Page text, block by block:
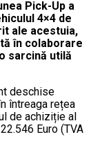
Pick-Up a
4×4 de
ale acestuia,
în colaborare
sarcină utilă
deschise
întreaga rețea
de achiziție al
Euro (TVA